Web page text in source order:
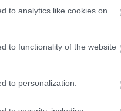
to analytics like cookies on
to functionality of the website
to personalization.